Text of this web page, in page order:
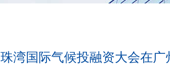
湾国际气候投融资大会在广